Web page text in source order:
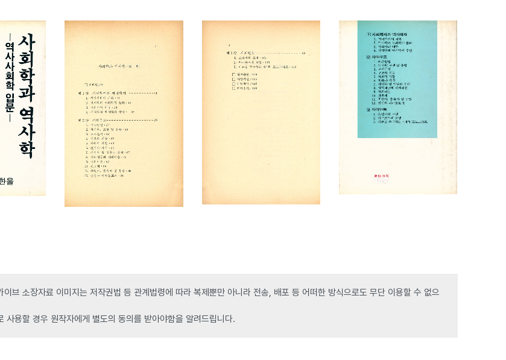
이브 소장자료 이미지는 저작권법 등 관계법령에 따라 복제뿐만 아니라 전송, 배포 등 어떠한 방식으로도 무단 이용할 수 없으
사용할 경우 원작자에게 별도의 동의를 받아야함을 알려드립니다.